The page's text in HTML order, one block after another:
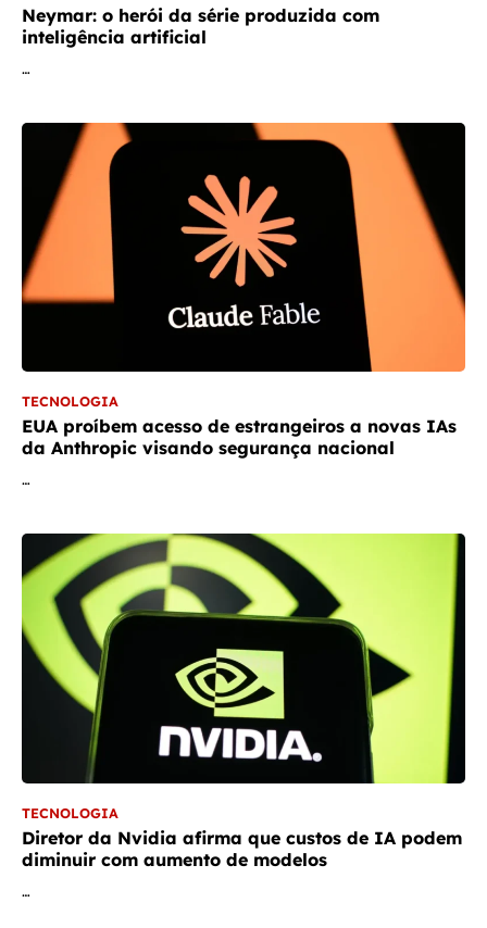
Neymar: o herói da série produzida com
inteligência artificial
…
TECNOLOGIA
EUA proíbem acesso de estrangeiros a novas IAs
da Anthropic visando segurança nacional
…
TECNOLOGIA
Diretor da Nvidia afirma que custos de IA podem
diminuir com aumento de modelos
…